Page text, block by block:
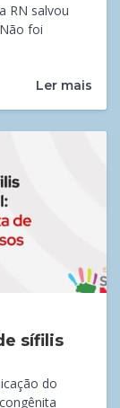
RN salvou
foi
Ler mais
sífilis
do